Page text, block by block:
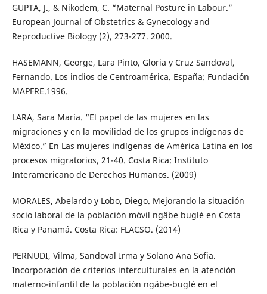
GUPTA, J., & Nikodem, C. “Maternal Posture in Labour.”
European Journal of Obstetrics & Gynecology and
Reproductive Biology (2), 273-277. 2000.
HASEMANN, George, Lara Pinto, Gloria y Cruz Sandoval,
Fernando. Los indios de Centroamérica. España: Fundación
MAPFRE.1996.
LARA, Sara María. “El papel de las mujeres en las
migraciones y en la movilidad de los grupos indígenas de
México.” En Las mujeres indígenas de América Latina en los
procesos migratorios, 21-40. Costa Rica: Instituto
Interamericano de Derechos Humanos. (2009)
MORALES, Abelardo y Lobo, Diego. Mejorando la situación
socio laboral de la población móvil ngäbe buglé en Costa
Rica y Panamá. Costa Rica: FLACSO. (2014)
PERNUDI, Vilma, Sandoval Irma y Solano Ana Sofia.
Incorporación de criterios interculturales en la atención
materno-infantil de la población ngäbe-buglé en el